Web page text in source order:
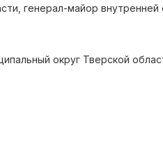
генерал-майор
округ Тверской